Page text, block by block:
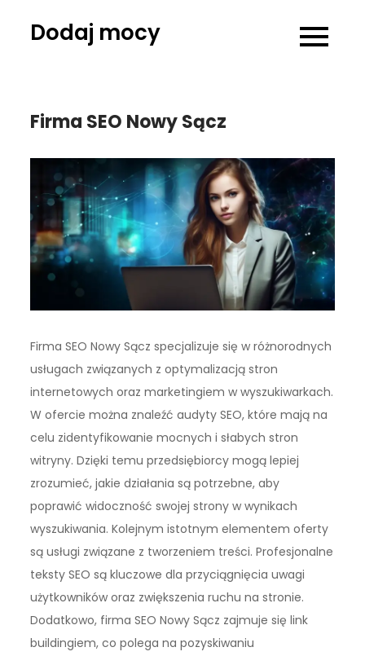
Dodaj mocy
Firma SEO Nowy Sącz
Firma SEO Nowy Sącz specjalizuje się w różnorodnych
usługach związanych z optymalizacją stron
internetowych oraz marketingiem w wyszukiwarkach.
W ofercie można znaleźć audyty SEO, które mają na
celu zidentyfikowanie mocnych i słabych stron
witryny. Dzięki temu przedsiębiorcy mogą lepiej
zrozumieć, jakie działania są potrzebne, aby
poprawić widoczność swojej strony w wynikach
wyszukiwania. Kolejnym istotnym elementem oferty
są usługi związane z tworzeniem treści. Profesjonalne
teksty SEO są kluczowe dla przyciągnięcia uwagi
użytkowników oraz zwiększenia ruchu na stronie.
Dodatkowo, firma SEO Nowy Sącz zajmuje się link
buildingiem, co polega na pozyskiwaniu